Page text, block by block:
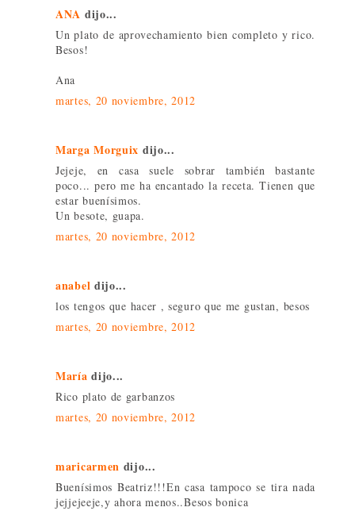
ANA dijo...
Un plato de aprovechamiento bien completo y rico.
Besos!
Ana
martes, 20 noviembre, 2012
Marga Morguix dijo...
Jejeje, en casa suele sobrar también bastante
poco... pero me ha encantado la receta. Tienen que
estar buenísimos.
Un besote, guapa.
martes, 20 noviembre, 2012
anabel dijo...
los tengos que hacer , seguro que me gustan, besos
martes, 20 noviembre, 2012
Maríadijo...
Rico plato de garbanzos
martes, 20 noviembre, 2012
maricarmen dijo...
Buenísimos Beatriz!!!En casa tampoco se tira nada
jejjejeeje,y ahora menos..Besos bonica